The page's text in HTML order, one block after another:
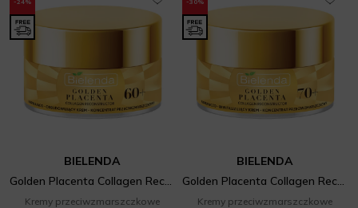
-24%
BIELENDA
Golden Placenta Collagen Reconstructor 60+
Kremy przeciwzmarszczkowe
-30%
BIELENDA
Golden Placenta Collagen Reconstructor 70+
Kremy przeciwzmarszczkowe